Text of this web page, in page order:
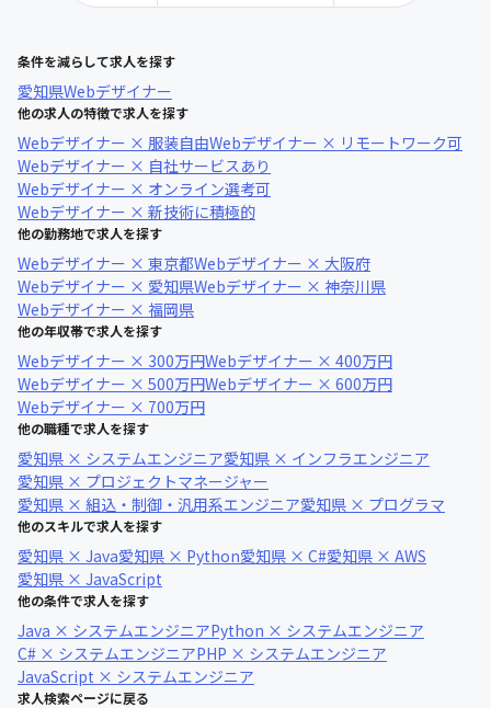
条件を減らして求人を探す
愛知県Webデザイナー
他の求人の特徴で求人を探す
Webデザイナー × 服装自由Webデザイナー × リモートワーク可
Webデザイナー × 自社サービスあり
Webデザイナー × オンライン選考可
Webデザイナー × 新技術に積極的
他の勤務地で求人を探す
Webデザイナー × 東京都Webデザイナー × 大阪府
Webデザイナー × 愛知県Webデザイナー × 神奈川県
Webデザイナー × 福岡県
他の年収帯で求人を探す
Webデザイナー × 300万円Webデザイナー × 400万円
Webデザイナー × 500万円Webデザイナー × 600万円
Webデザイナー × 700万円
他の職種で求人を探す
愛知県 × システムエンジニア愛知県 × インフラエンジニア
愛知県 × プロジェクトマネージャー
愛知県 × 組込・制御・汎用系エンジニア愛知県 × プログラマ
他のスキルで求人を探す
愛知県 × Java愛知県 × Python愛知県 × C#愛知県 × AWS
愛知県 × JavaScript
他の条件で求人を探す
Java × システムエンジニアPython × システムエンジニア
C# × システムエンジニアPHP × システムエンジニア
JavaScript × システムエンジニア
求人検索ページに戻る